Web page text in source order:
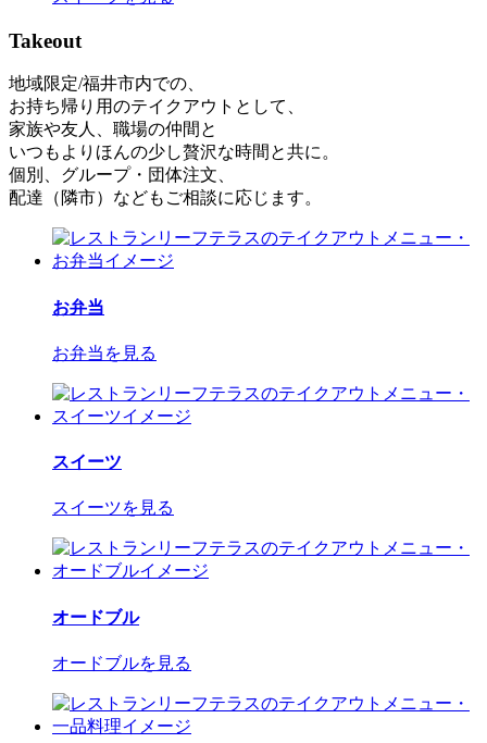
Takeout
地域限定/福井市内での、
お持ち帰り用のテイクアウトとして、
家族や友人、職場の仲間と
いつもよりほんの少し贅沢な時間と共に。
個別、グループ・団体注文、
配達（隣市）などもご相談に応じます。
お弁当
お弁当を見る
スイーツ
スイーツを見る
オードブル
オードブルを見る